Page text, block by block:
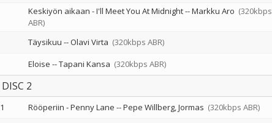
Keskiyön aikaan - I'll Meet You At Midnight--Markku Aro (320kbps
ABR)
Täysikuu --Olavi Virta (320kbps ABR)
Eloise --Tapani Kansa (320kbps ABR)
DISC 2
1 Rööperiin - Penny Lane --Pepe Willberg Jormas (320kbps ABR)